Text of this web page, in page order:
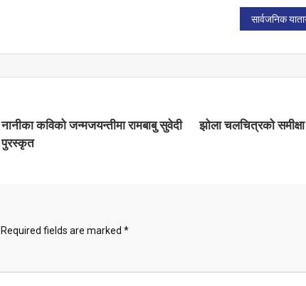
नानीका कविको जन्मजयन्तीमा रामबाबु सुवेदी
पुरस्कृत
झोला चलचित्रको समीक्षा
Required fields are marked *